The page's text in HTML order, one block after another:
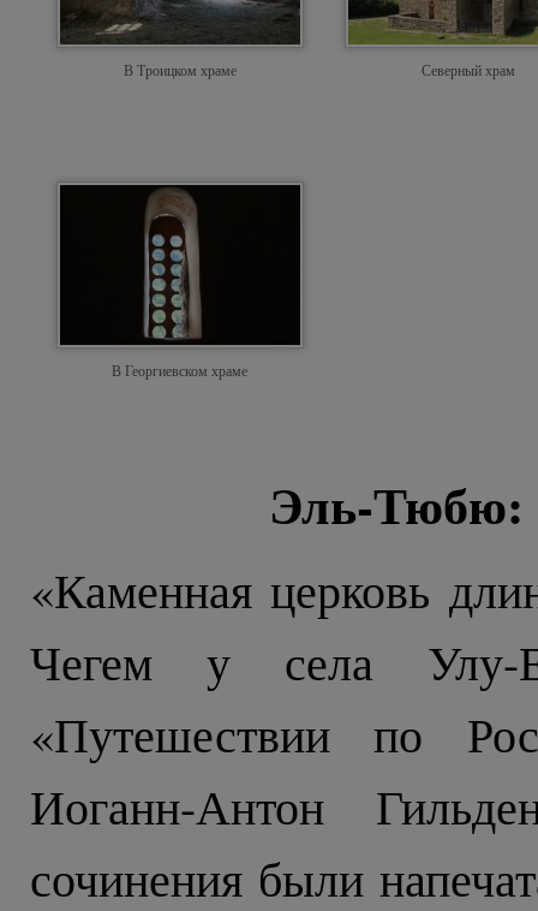
В Троицком храме Северный храм
В Георгиевском храме
Эль-Тюбю:
«Каменная церковь
Чегем у села
«Путешествии по
Иоганн-Антон
сочинения были